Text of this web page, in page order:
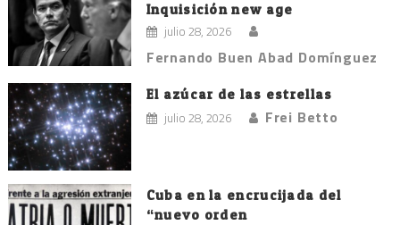
Inquisición new age
julio 28, 2026
Fernando Buen Abad Domínguez
El azúcar de las estrellas
julio 28, 2026 Frei Betto
Cuba en la encrucijada del
“nuevo orden